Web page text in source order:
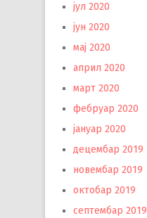
јул 2020
јун 2020
мај 2020
април 2020
март 2020
фебруар 2020
јануар 2020
децембар 2019
новембар 2019
октобар 2019
септембар 2019